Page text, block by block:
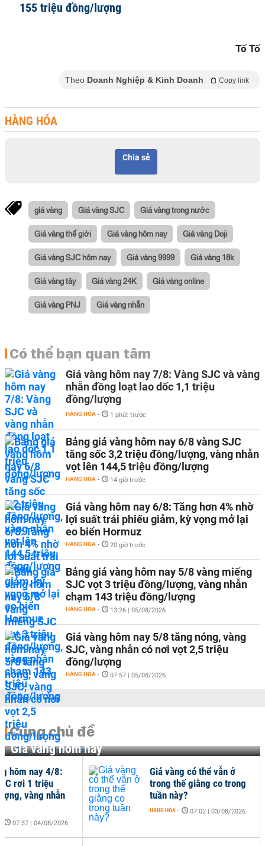
155 triệu đồng/lượng
Tố Tố
Theo Doanh Nghiệp & Kinh Doanh Copy link
HÀNG HÓA
Chia sẻ
giá vàng Giá vàng SJC Giá vàng trong nước
Giá vàng thế giới Giá vàng hôm nay Giá vàng Doji
Giá vàng SJC hôm nay Giá vàng 9999 Giá vàng 18k
Giá vàng tây Giá vàng 24K Giá vàng online
Giá vàng PNJ Giá vàng nhẫn
Có thể bạn quan tâm
Giá vàng hôm nay 7/8: Vàng SJC và vàng
nhẫn đồng loạt lao dốc 1,1 triệu
đồng/lượng
HÀNG HÓA - 1 phút trước
Bảng giá vàng hôm nay 6/8 vàng SJC
tăng sốc 3,2 triệu đồng/lượng, vàng nhẫn
vọt lên 144,5 triệu đồng/lượng
HÀNG HÓA - 14 giờ trước
Giá vàng hôm nay 6/8: Tăng hơn 4% nhờ
lợi suất trái phiếu giảm, kỳ vọng mở lại
eo biển Hormuz
HÀNG HÓA - 20 giờ trước
Bảng giá vàng hôm nay 5/8 vàng miếng
SJC vọt 3 triệu đồng/lượng, vàng nhẫn
chạm 143 triệu đồng/lượng
HÀNG HÓA - 13:26 | 05/08/2026
Giá vàng hôm nay 5/8 tăng nóng, vàng
SJC, vàng nhẫn có nơi vọt 2,5 triệu
đồng/lượng
HÀNG HÓA - 07:57 | 05/08/2026
Cùng chủ đề
Giá vàng hôm nay
hôm nay 4/8:
rơi 1 triệu
vàng nhẫn
07:37 | 04/08/2026
Giá vàng có thể vẫn ở
trong thế giằng co trong
tuần này?
HÀNG HÓA - 07:02 | 03/08/2026